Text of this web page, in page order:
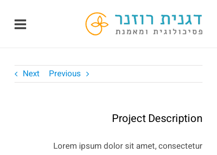
לתוכן
Previous
Next
Project Description
Lorem ipsum dolor sit amet, consectetur